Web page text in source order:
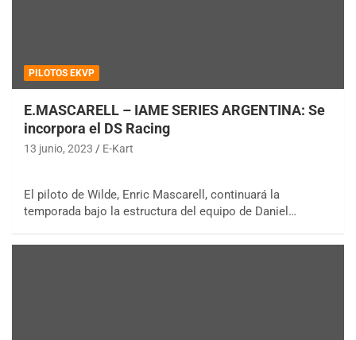
PILOTOS EKVP
E.MASCARELL – IAME SERIES ARGENTINA: Se
incorpora el DS Racing
13 junio, 2023 E-Kart
El piloto de Wilde, Enric Mascarell, continuará la
temporada bajo la estructura del equipo de Daniel…